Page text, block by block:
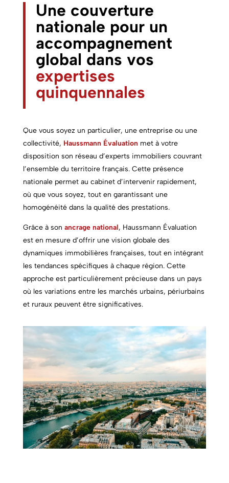
Une couverture
nationale pour un
accompagnement
global dans vos
expertises
quinquennales
Que vous soyez un particulier, une entreprise ou une
collectivité, Haussmann Évaluation met à votre
disposition son réseau d’experts immobiliers couvrant
l’ensemble du territoire français. Cette présence
nationale permet au cabinet d’intervenir rapidement,
où que vous soyez, tout en garantissant une
homogénéité dans la qualité des prestations.
Grâce à son ancrage national, Haussmann Évaluation
est en mesure d’offrir une vision globale des
dynamiques immobilières françaises, tout en intégrant
les tendances spécifiques à chaque région. Cette
approche est particulièrement précieuse dans un pays
où les variations entre les marchés urbains, périurbains
et ruraux peuvent être significatives.